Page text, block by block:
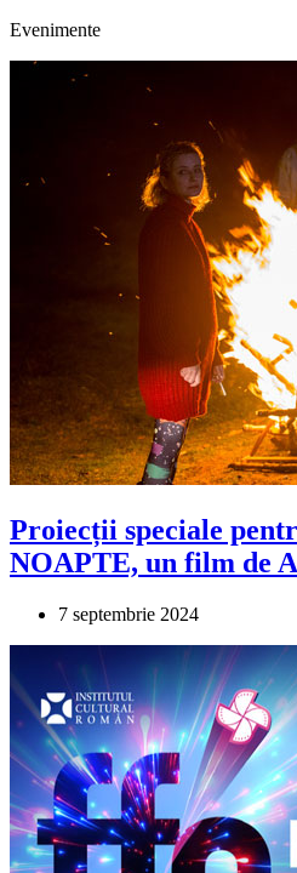
Evenimente
Proiecții speciale
NOAPTE, un film de
7 septembrie 2024